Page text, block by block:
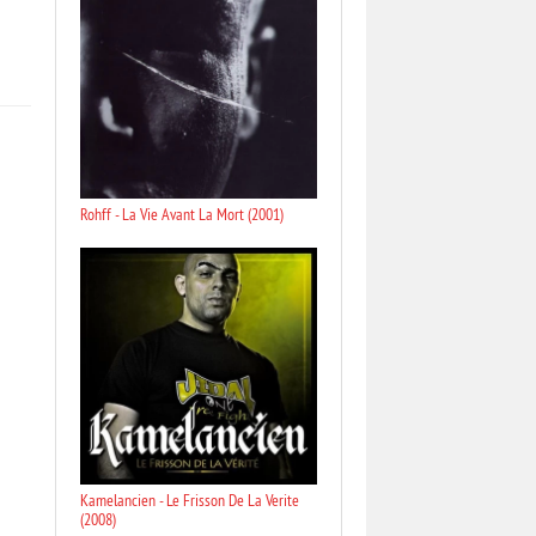
Rohff - La Vie Avant La Mort (2001)
Kamelancien - Le Frisson De La Verite
(2008)